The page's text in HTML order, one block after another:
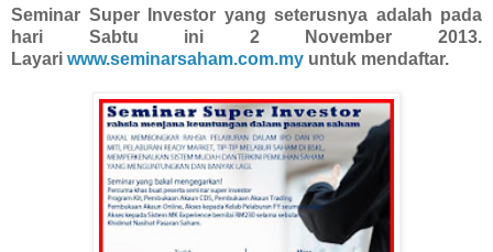
Seminar Super Investor yang seterusnya adalah pada
hari Sabtu ini 2 November 2013.
Layari www.seminarsaham.com.my untuk mendaftar.